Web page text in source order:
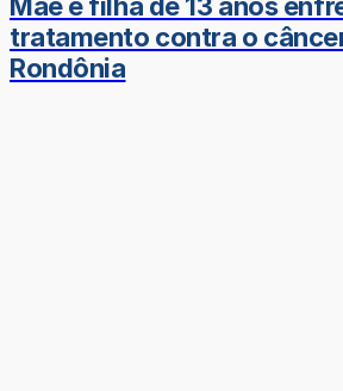
tratamento contra o
Rondônia